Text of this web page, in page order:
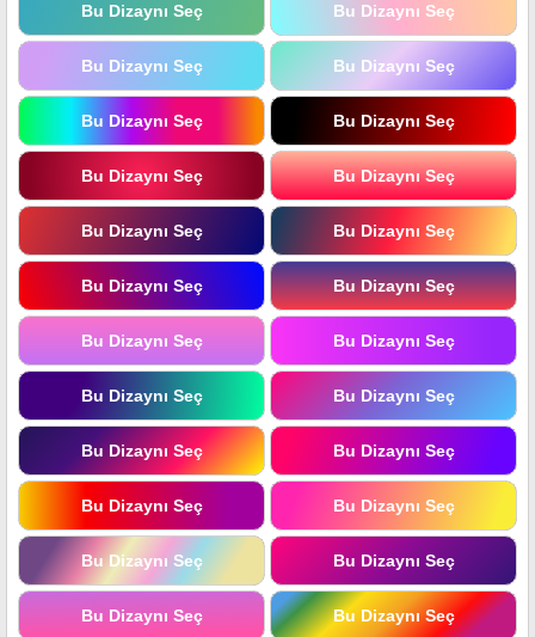
Bu Dizaynı Seç Bu Dizaynı Seç
Bu Dizaynı Seç Bu Dizaynı Seç
Bu Dizaynı Seç Bu Dizaynı Seç
Bu Dizaynı Seç Bu Dizaynı Seç
Bu Dizaynı Seç Bu Dizaynı Seç
Bu Dizaynı Seç Bu Dizaynı Seç
Bu Dizaynı Seç Bu Dizaynı Seç
Bu Dizaynı Seç Bu Dizaynı Seç
Bu Dizaynı Seç Bu Dizaynı Seç
Bu Dizaynı Seç Bu Dizaynı Seç
Bu Dizaynı Seç Bu Dizaynı Seç
Bu Dizaynı Seç Bu Dizaynı Seç